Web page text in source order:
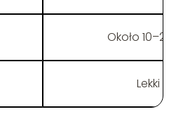
Około
Lekki